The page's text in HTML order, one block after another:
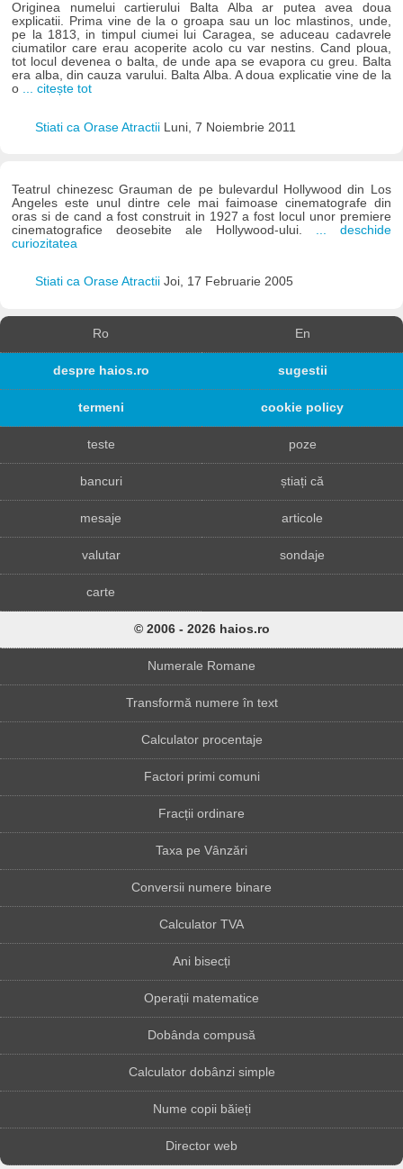
Originea numelui cartierului Balta Alba ar putea avea doua
explicatii. Prima vine de la o groapa sau un loc mlastinos, unde,
pe la 1813, in timpul ciumei lui Caragea, se aduceau cadavrele
ciumatilor care erau acoperite acolo cu var nestins. Cand ploua,
tot locul devenea o balta, de unde apa se evapora cu greu. Balta
era alba, din cauza varului. Balta Alba. A doua explicatie vine de la
o ... citește tot
Stiati ca Orase Atractii Luni, 7 Noiembrie 2011
Teatrul chinezesc Grauman de pe bulevardul Hollywood din Los
Angeles este unul dintre cele mai faimoase cinematografe din
oras si de cand a fost construit in 1927 a fost locul unor premiere
cinematografice deosebite ale Hollywood-ului. ... deschide
curiozitatea
Stiati ca Orase Atractii Joi, 17 Februarie 2005
Ro En
despre haios.ro sugestii
termeni cookie policy
teste poze
bancuri știați că
mesaje articole
valutar sondaje
carte
© 2006 - 2026 haios.ro
Numerale Romane
Transformă numere în text
Calculator procentaje
Factori primi comuni
Fracții ordinare
Taxa pe Vânzări
Conversii numere binare
Calculator TVA
Ani bisecți
Operații matematice
Dobânda compusă
Calculator dobânzi simple
Nume copii băieți
Director web